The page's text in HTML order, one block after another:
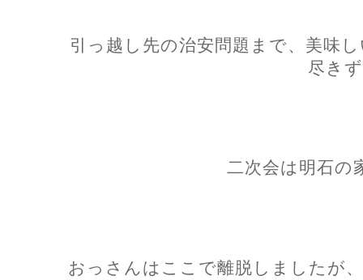
引っ越し先の治安問題まで、美味
尽き
二次会は明石の
おっさんはここで離脱しましたが